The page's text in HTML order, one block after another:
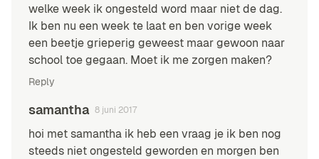
welke week ik ongesteld word maar niet de dag.
Ik ben nu een week te laat en ben vorige week
een beetje grieperig geweest maar gewoon naar
school toe gegaan. Moet ik me zorgen maken?
Reply
samantha 8 juni 2017
hoi met samantha ik heb een vraag je ik ben nog
steeds niet ongesteld geworden en morgen ben